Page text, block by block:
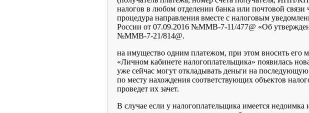
налогов в любом отделении банка или почтовой
процедура направления вместе с налоговым
России от 07.09.2016 №ММВ-7-11/477@ «Об
№ММВ-7-21/814@.
на имущество одним платежом, при этом вносить его
«Личном кабинете налогоплательщика» появилась
уже сейчас могут откладывать деньги на
по месту нахождения соответствующих объектов
проведет их зачет.
В случае если у налогоплательщика имеется